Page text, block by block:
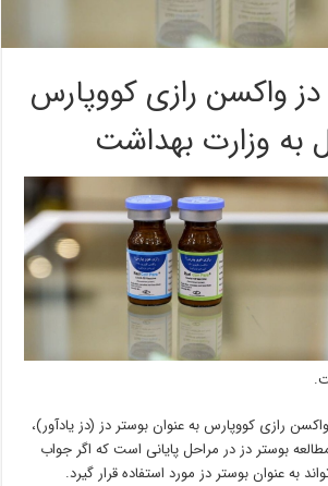
واکسن رازی کووپارس
به وزارت بهداشت
رازی کووپارس به عنوان بوستر دز (دز یادآور)،
بوستر دز در مراحل پایانی است که اگر جواب
به عنوان بوستر دز مورد استفاده قرار گیرد.